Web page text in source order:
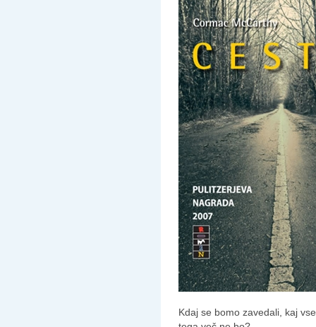
Kdaj se bomo zavedali, kaj